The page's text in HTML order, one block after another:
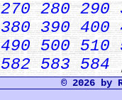
270 280 290
380 390 400
490 500 510
582 583 584
© 2026 by